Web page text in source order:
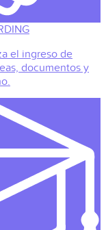
el ingreso de
documentos y